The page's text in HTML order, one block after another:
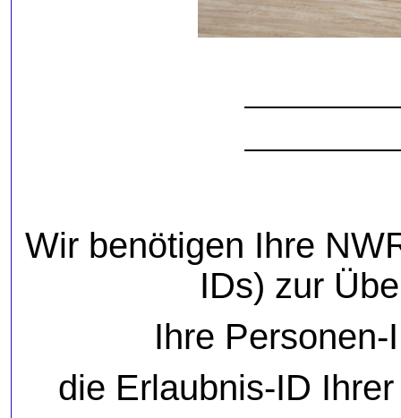
Wir benötigen Ihre
IDs) zur
Ihre
die Erlaubnis-ID